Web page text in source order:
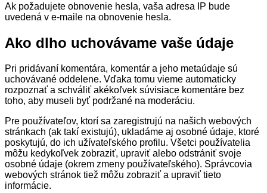
Ak požadujete obnovenie hesla, vaša adresa IP bude
uvedená v e-maile na obnovenie hesla.
Ako dlho uchovávame vaše údaje
Pri pridávaní komentára, komentár a jeho metaúdaje sú
uchovávané oddelene. Vďaka tomu vieme automaticky
rozpoznať a schváliť akékoľvek súvisiace komentáre bez
toho, aby museli byť podržané na moderáciu.
Pre používateľov, ktorí sa zaregistrujú na našich webových
stránkach (ak takí existujú), ukladáme aj osobné údaje, ktoré
poskytujú, do ich užívateľského profilu. Všetci používatelia
môžu kedykoľvek zobraziť, upraviť alebo odstrániť svoje
osobné údaje (okrem zmeny používateľského). Správcovia
webových stránok tiež môžu zobraziť a upraviť tieto
informácie.